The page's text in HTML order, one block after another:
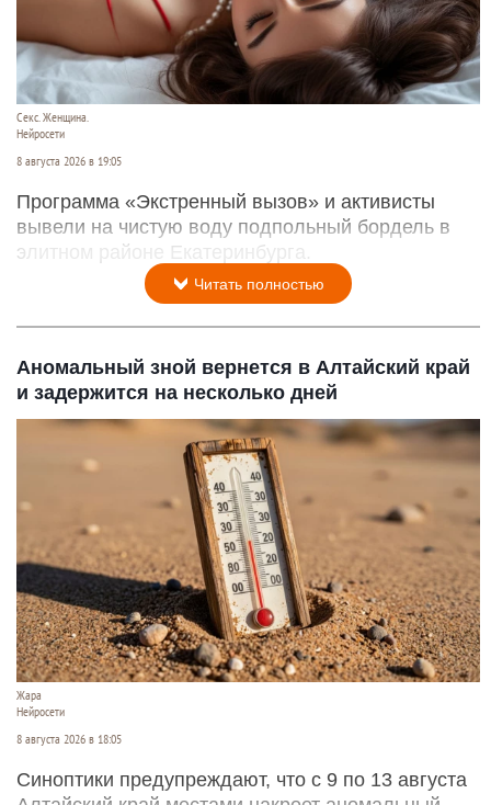
Секс. Женщина.
Нейросети
8 августа 2026 в 19:05
Программа «Экстренный вызов» и активисты
вывели на чистую воду подпольный бордель в
элитном районе Екатеринбурга.
Читать полностью
Аномальный зной вернется в Алтайский край
и задержится на несколько дней
Жара
Нейросети
8 августа 2026 в 18:05
Синоптики предупреждают, что с 9 по 13 августа